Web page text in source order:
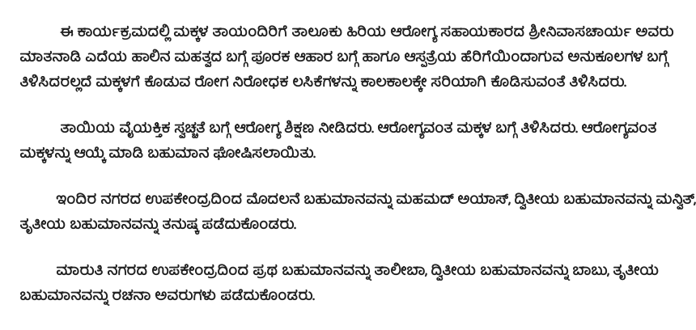
ಈ ಕಾರ್ಯಕ್ರಮದಲ್ಲಿ ಮಕ್ಕಳ ತಾಯಂದಿರಿಗೆ ತಾಲೂಕು ಹಿರಿಯ ಆರೋಗ್ಯ ಸಹಾಯಕಾರದ ಶ್ರೀನಿವಾಸಚಾರ್ಯ ಅವರು
ಮಾತನಾಡಿ ಎದೆಯ ಹಾಲಿನ ಮಹತ್ವದ ಬಗ್ಗೆ ಪೂರಕ ಆಹಾರ ಬಗ್ಗೆ ಹಾಗೂ ಆಸ್ಪತ್ರೆಯ ಹೆರಿಗೆಯಿಂದಾಗುವ ಅನುಕೂಲಗಳ ಬಗ್ಗೆ
ತಿಳಿಸಿದರಲ್ಲದೆ ಮಕ್ಕಳಗೆ ಕೊಡುವ ರೋಗ ನಿರೋಧಕ ಲಸಿಕೆಗಳನ್ನು ಕಾಲಕಾಲಕ್ಕೇ ಸರಿಯಾಗಿ ಕೊಡಿಸುವಂತೆ ತಿಳಿಸಿದರು.
ತಾಯಿಯ ವೈಯಕ್ತಿಕ ಸ್ವಚ್ಚತೆ ಬಗ್ಗೆ ಆರೋಗ್ಯ ಶಿಕ್ಷಣ ನೀಡಿದರು. ಆರೋಗ್ಯವಂತ ಮಕ್ಕಳ ಬಗ್ಗೆ ತಿಳಿಸಿದರು. ಆರೋಗ್ಯವಂತ
ಮಕ್ಕಳನ್ನು ಆಯ್ಕೆ ಮಾಡಿ ಬಹುಮಾನ ಘೋಷಿಸಲಾಯಿತು.
ಇಂದಿರ ನಗರದ ಉಪಕೇಂದ್ರದಿಂದ ಮೊದಲನೆ ಬಹುಮಾನವನ್ನು ಮಹಮದ್ ಅಯಾಸ್, ದ್ವಿತೀಯ ಬಹುಮಾನವನ್ನು ಮನ್ವಿತ್,
ತೃತೀಯ ಬಹುಮಾನವನ್ನು ತನುಷ್ಕ ಪಡೆದುಕೊಂಡರು.
ಮಾರುತಿ ನಗರದ ಉಪಕೇಂದ್ರದಿಂದ ಪ್ರಥ ಬಹುಮಾನವನ್ನು ತಾಲೀಬಾ, ದ್ವಿತೀಯ ಬಹುಮಾನವನ್ನು ಬಾಬು, ತೃತೀಯ
ಬಹುಮಾನವನ್ನು ರಚನಾ ಅವರುಗಳು ಪಡೆದುಕೊಂಡರು.